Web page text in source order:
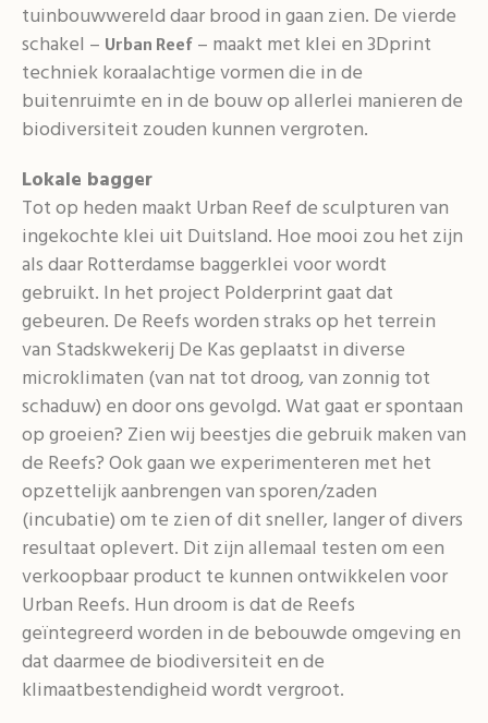
tuinbouwwereld daar brood in gaan zien. De vierde
schakel – Urban Reef – maakt met klei en 3Dprint
techniek koraalachtige vormen die in de
buitenruimte en in de bouw op allerlei manieren de
biodiversiteit zouden kunnen vergroten.
Lokale bagger
Tot op heden maakt Urban Reef de sculpturen van
ingekochte klei uit Duitsland. Hoe mooi zou het zijn
als daar Rotterdamse baggerklei voor wordt
gebruikt. In het project Polderprint gaat dat
gebeuren. De Reefs worden straks op het terrein
van Stadskwekerij De Kas geplaatst in diverse
microklimaten (van nat tot droog, van zonnig tot
schaduw) en door ons gevolgd. Wat gaat er spontaan
op groeien? Zien wij beestjes die gebruik maken van
de Reefs? Ook gaan we experimenteren met het
opzettelijk aanbrengen van sporen/zaden
(incubatie) om te zien of dit sneller, langer of divers
resultaat oplevert. Dit zijn allemaal testen om een
verkoopbaar product te kunnen ontwikkelen voor
Urban Reefs. Hun droom is dat de Reefs
geïntegreerd worden in de bebouwde omgeving en
dat daarmee de biodiversiteit en de
klimaatbestendigheid wordt vergroot.